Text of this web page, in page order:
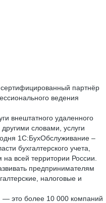
партнёр
ведения
внештатного удаленного
словами, услуги
1С:БухОбслуживание –
бухгалтерского учета,
всей территории России.
предпринимателям
налоговые и
это более 10 000 компаний